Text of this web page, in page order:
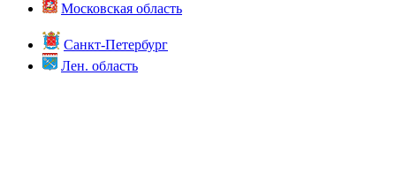
Московская область
Санкт-Петербург
Лен. область